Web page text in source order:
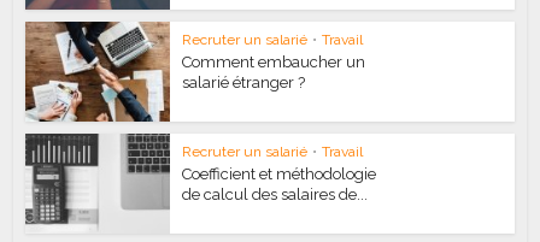
Recruter un salarié • Travail
Comment embaucher un
salarié étranger ?
Recruter un salarié • Travail
Coefficient et méthodologie
de calcul des salaires de...